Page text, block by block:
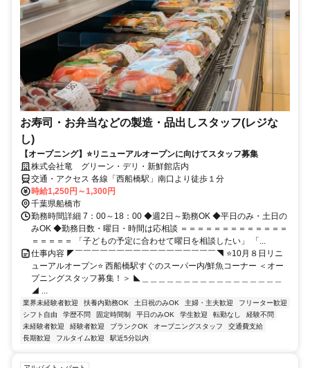
お寿司・お弁当などの製造・品出しスタッフ(レジな
し)
【オープニング】⭐リニューアルオープンに向けてスタッフ募集
株式会社竜 グリーン・デリ・新鮮館店内
交通・アクセス 各線「西船橋駅」南口より徒歩１分
時給1,250円～1,300円
千葉県船橋市
勤務時間詳細 7：00～18：00 ◆週2日～勤務OK ◆平日のみ・土日の
みOK ◆勤務日数・曜日・時間は応相談 ＝＝＝＝＝＝＝＝＝＝＝＝＝
＝＝＝＝＝ 「子どもの予定に合わせて曜日を相談したい」 「...
仕事内容 ◤￣￣￣￣￣￣￣￣￣￣￣￣￣￣￣￣￣◥ ⭐10月８日リニ
ューアルオープン⭐ 西船橋駅すぐのスーパー内/鮮魚コーナー ＜オー
プニングスタッフ募集！＞ ◣＿＿＿＿＿＿＿＿＿＿＿＿＿＿＿＿＿
◢ ...
業界未経験者歓迎 扶養内勤務OK 土日祝のみOK 主婦・主夫歓迎
フリーター歓迎
シフト自由
学歴不問 固定時間制 平日のみOK 学生歓迎 転勤なし
経験不問
未経験者歓迎
経験者歓迎 ブランクOK オープニングスタッフ
交通費支給
長期歓迎
フルタイム歓迎 駅近5分以内